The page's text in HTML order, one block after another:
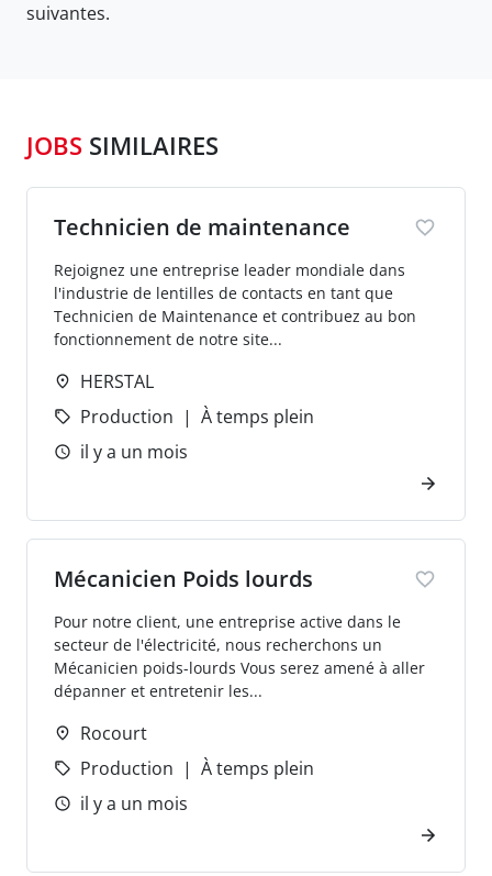
suivantes.
JOBS SIMILAIRES
Technicien de maintenance
Rejoignez une entreprise leader mondiale dans
l'industrie de lentilles de contacts en tant que
Technicien de Maintenance et contribuez au bon
fonctionnement de notre site...
HERSTAL
Production
À temps plein
il y a un mois
Mécanicien Poids lourds
Pour notre client, une entreprise active dans le
secteur de l'électricité, nous recherchons un
Mécanicien poids-lourds Vous serez amené à aller
dépanner et entretenir les...
Rocourt
Production
À temps plein
il y a un mois